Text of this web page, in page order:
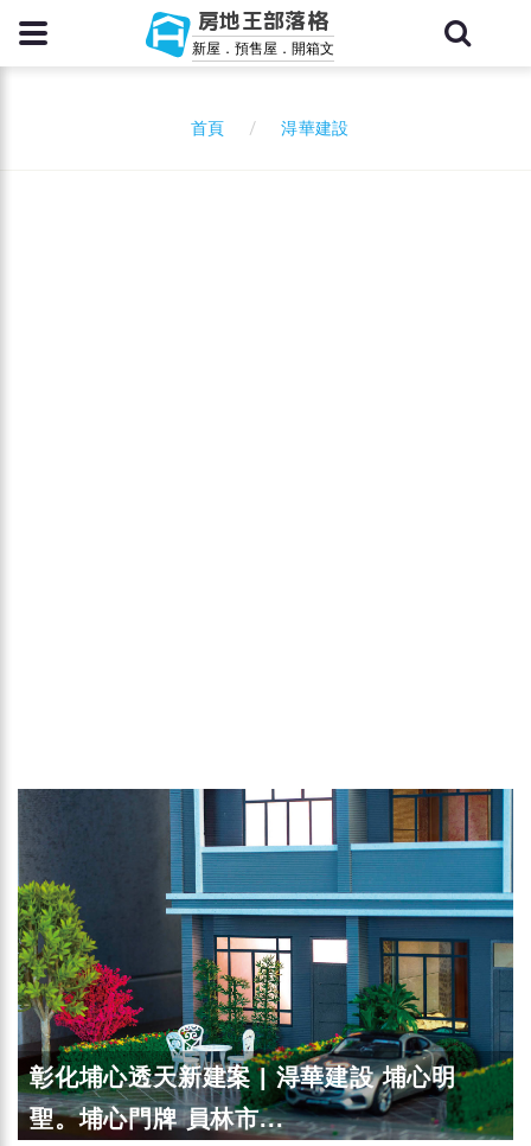
房地王部落格
新屋．預售屋．開箱文
首頁 淂華建設
彰化埔心透天新建案 | 淂華建設 埔心明
聖。埔心門牌 員林市...